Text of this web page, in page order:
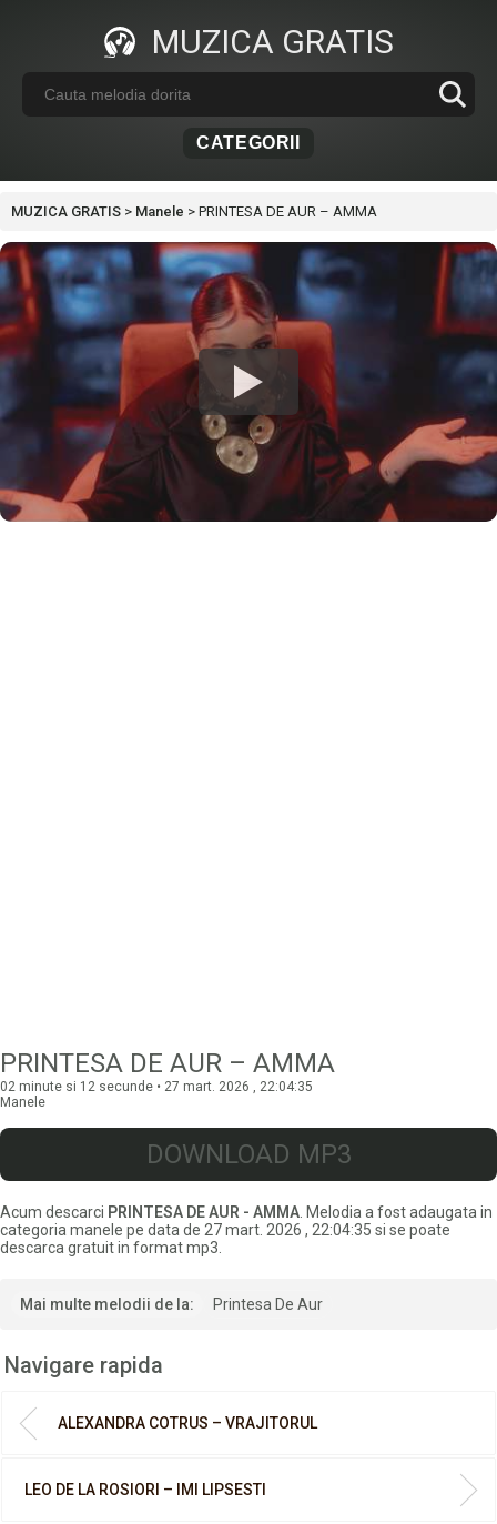
MUZICA GRATIS
CATEGORII
MUZICA GRATIS > Manele > PRINTESA DE AUR – AMMA
PRINTESA DE AUR – AMMA
02 minute si 12 secunde • 27 mart. 2026 , 22:04:35
Manele
DOWNLOAD MP3
Acum descarci PRINTESA DE AUR - AMMA . Melodia a fost adaugata in
categoria manele pe data de 27 mart. 2026 , 22:04:35 si se poate
descarca gratuit in format mp3.
Mai multe melodii de la: Printesa De Aur
Navigare rapida
ALEXANDRA COTRUS – VRAJITORUL
LEO DE LA ROSIORI – IMI LIPSESTI